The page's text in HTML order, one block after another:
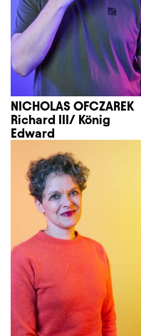
NICHOLAS OFCZAREK
Richard III/ König
Edward